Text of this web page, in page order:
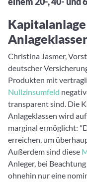
3. Investieren
Portfolios
Eigene
Christina Jasmer,
deutscher
Produkten mit
Nullzinsumfeld
transparent sind. Die
Anlageklassen wird
marginal ermöglicht:
erreichen, um
Außerdem sind diese
Anleger, bei
ohnehin nur eine